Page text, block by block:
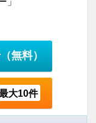
（無料）
大10件